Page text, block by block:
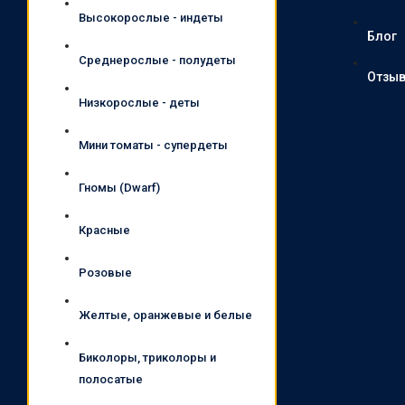
Высокорослые - индеты
Среднерослые - полудеты
Низкорослые - деты
Мини томаты - супердеты
Гномы (Dwarf)
Красные
Розовые
Желтые, оранжевые и белые
Биколоры, триколоры и
полосатые
Блог